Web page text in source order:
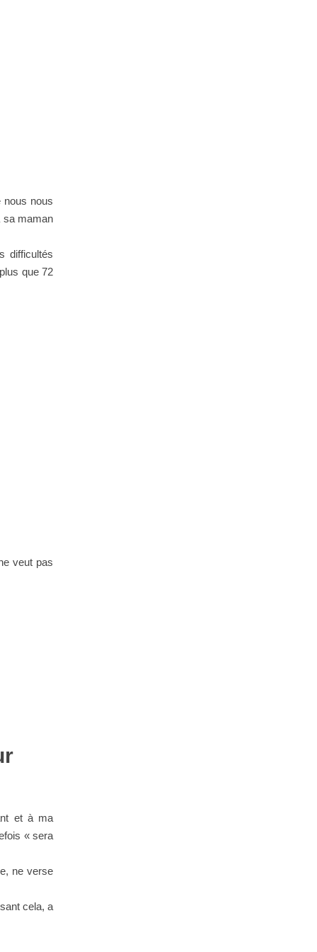
nous nous
sa maman
difficultés
que 72
veut pas
et à ma
« sera
ne verse
cela, a